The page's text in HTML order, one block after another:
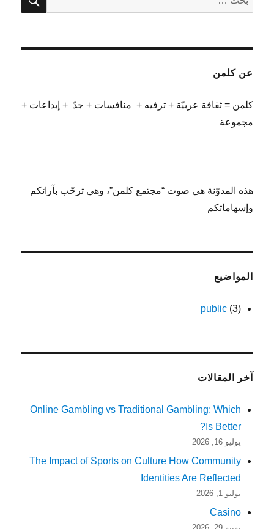
عن:
عن كلمن
كلمن = ثقافة عربيّة + ترفيه + منافسات + جدّ + إبداعات +
مجموعة
هذه المدوّنة هي صوت “مجتمع كلمن”، وهي ترحّب بآرائكم
وإسهاماتكم
المواضيع
public(3)
آخر المقالات
Online Gambling vs Traditional Gambling: Which
Is Better?
يوليو 16, 2026
The Impact of Sports on Culture How Community
Identities Are Reflected
يوليو 1, 2026
Casino